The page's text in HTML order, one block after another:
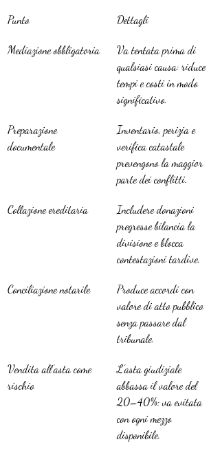
Punto Dettagli
Mediazione obbligatoria
Va tentata prima di
qualsiasi causa: riduce
tempi e costi in modo
significativo.
Preparazione
documentale
Inventario, perizia e
verifica catastale
prevengono la maggior
parte dei conflitti.
Collazione ereditaria
Includere donazioni
pregresse bilancia la
divisione e blocca
contestazioni tardive.
Conciliazione notarile
Produce accordi con
valore di atto pubblico
senza passare dal
tribunale.
Vendita all’asta come
rischio
L’asta giudiziale
abbassa il valore del
20–40%: va evitata
con ogni mezzo
disponibile.